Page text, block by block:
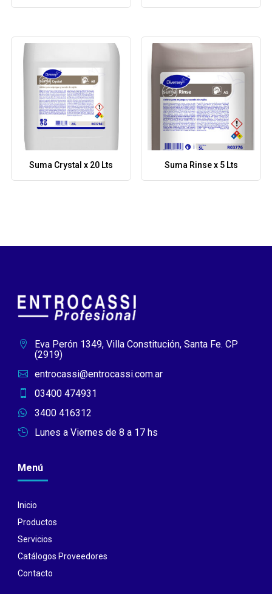
Suma Crystal x 20 Lts Suma Rinse x 5 Lts

Eva Perón 1349, Villa Constitución, Santa Fe. CP
(2919)
 entrocassi@entrocassi.com.ar
 03400 474931
 3400 416312
 Lunes a Viernes de 8 a 17 hs
Menú
Inicio
Productos
Servicios
Catálogos Proveedores
Contacto